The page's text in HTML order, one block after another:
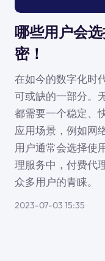
哪些用户会
密！
在如今的数字化时
可或缺的一部分。
都需要一个稳定、
应用场景，例如网
用户通常会选择使
理服务中，付费代
众多用户的青睐。
2023-07-03 15:35